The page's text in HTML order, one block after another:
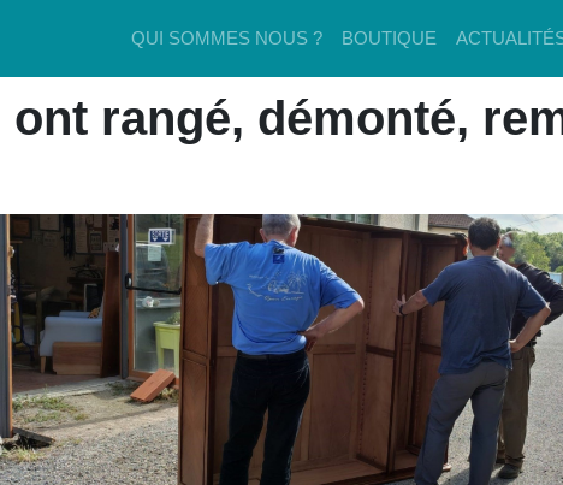
QUI SOMMES NOUS ? BOUTIQUE
rangé, démonté,